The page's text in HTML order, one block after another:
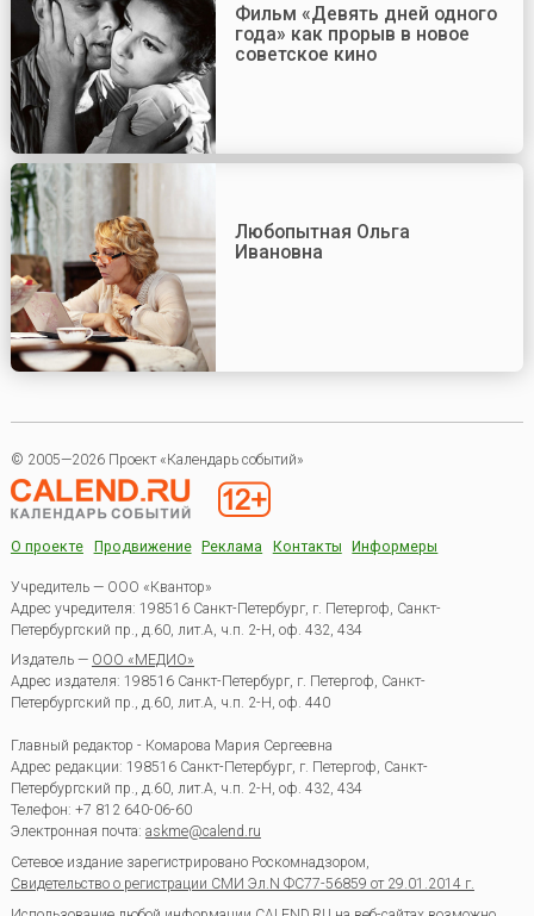
Фильм «Девять дней одного
года» как прорыв в новое
советское кино
Любопытная Ольга
Ивановна
© 2005—2026 Проект «Календарь событий»
О проекте Продвижение Реклама Контакты Информеры
Учредитель — ООО «Квантор»
Адрес учредителя: 198516 Санкт-Петербург, г. Петергоф, Санкт-
Петербургский пр., д.60, лит.А, ч.п. 2-Н, оф. 432, 434
Издатель — ООО «МЕДИО»
Адрес издателя: 198516 Санкт-Петербург, г. Петергоф, Санкт-
Петербургский пр., д.60, лит.А, ч.п. 2-Н, оф. 440
Главный редактор - Комарова Мария Сергеевна
Адрес редакции: 198516 Санкт-Петербург, г. Петергоф, Санкт-
Петербургский пр., д.60, лит.А, ч.п. 2-Н, оф. 432, 434
Телефон: +7 812 640-06-60
Электронная почта: askme@calend.ru
Сетевое издание зарегистрировано Роскомнадзором,
Свидетельство о регистрации СМИ Эл.N ФС77-56859 от 29.01.2014 г.